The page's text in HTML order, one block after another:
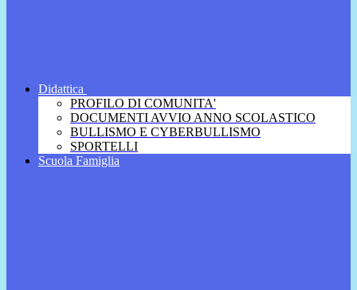
Didattica
PROFILO DI COMUNITA'
DOCUMENTI AVVIO ANNO SCOLASTICO
BULLISMO E CYBERBULLISMO
SPORTELLI
Scuola Famiglia